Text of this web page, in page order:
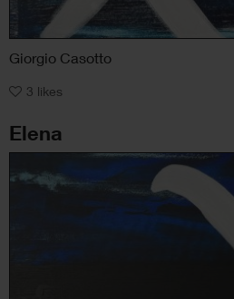
Giorgio Casotto
3 likes
Elena